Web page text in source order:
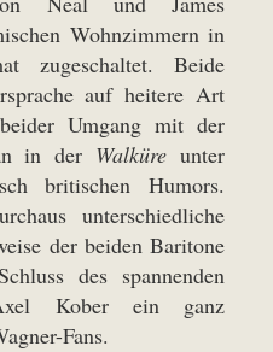
Wohnzimmern in
zugeschaltet. Beide
auf heitere Art
Umgang mit der
in der Walküre unter
britischen Humors.
unterschiedliche
der beiden Baritone
des spannenden
Kober ein ganz
Fans.